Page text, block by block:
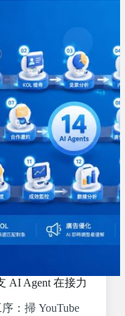
AI Agent 在接力
：掃 YouTube